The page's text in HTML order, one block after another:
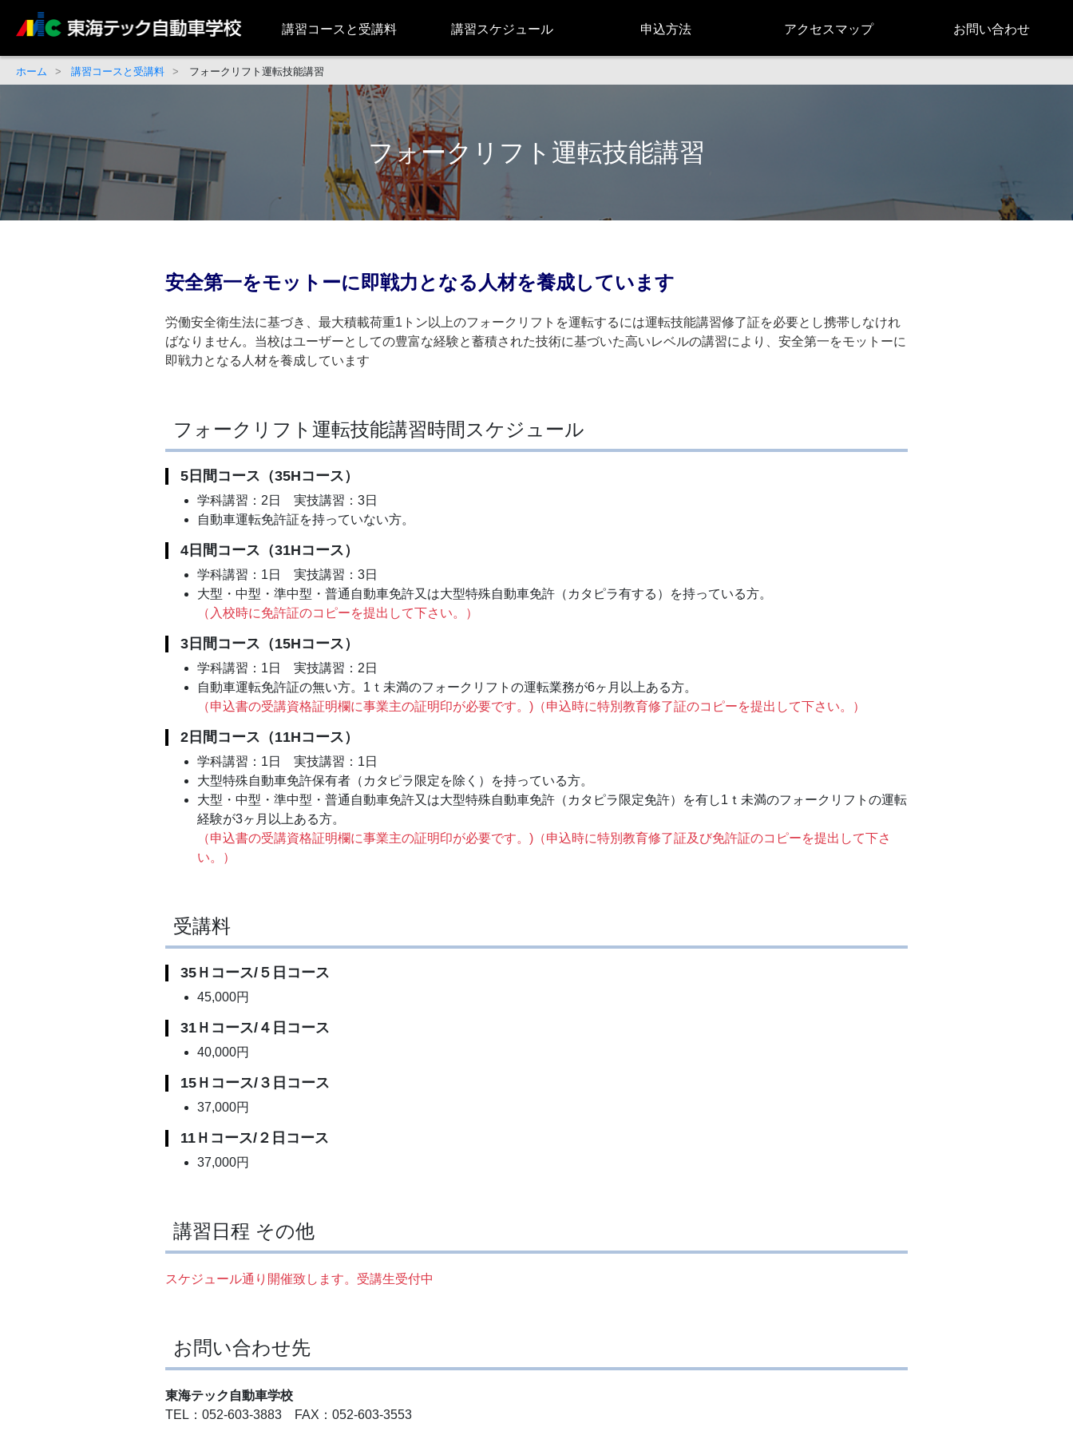
講習コースと受講料 講習スケジュール 申込方法 アクセスマップ お問い合わせ
ホーム 講習コースと受講料 フォークリフト運転技能講習
フォークリフト運転技能講習
安全第一をモットーに即戦力となる人材を養成しています
労働安全衛生法に基づき、最大積載荷重1トン以上のフォークリフトを運転するには運転技能講習修了証を必要とし携帯しなけれ
ばなりません。当校はユーザーとしての豊富な経験と蓄積された技術に基づいた高いレベルの講習により、安全第一をモットーに
即戦力となる人材を養成しています
フォークリフト運転技能講習時間スケジュール
5日間コース（35Hコース）
学科講習：2日 実技講習：3日
自動車運転免許証を持っていない方。
4日間コース（31Hコース）
学科講習：1日 実技講習：3日
大型・中型・準中型・普通自動車免許又は大型特殊自動車免許（カタピラ有する）を持っている方。
（入校時に免許証のコピーを提出して下さい。）
3日間コース（15Hコース）
学科講習：1日 実技講習：2日
自動車運転免許証の無い方。1ｔ未満のフォークリフトの運転業務が6ヶ月以上ある方。
（申込書の受講資格証明欄に事業主の証明印が必要です。)（申込時に特別教育修了証のコピーを提出して下さい。）
2日間コース（11Hコース）
学科講習：1日 実技講習：1日
大型特殊自動車免許保有者（カタピラ限定を除く）を持っている方。
大型・中型・準中型・普通自動車免許又は大型特殊自動車免許（カタピラ限定免許）を有し1ｔ未満のフォークリフトの運転
経験が3ヶ月以上ある方。
（申込書の受講資格証明欄に事業主の証明印が必要です。)（申込時に特別教育修了証及び免許証のコピーを提出して下さ
い。）
受講料
35Ｈコース/５日コース
45,000円
31Ｈコース/４日コース
40,000円
15Ｈコース/３日コース
37,000円
11Ｈコース/２日コース
37,000円
講習日程 その他
スケジュール通り開催致します。受講生受付中
お問い合わせ先
東海テック自動車学校
TEL：052-603-3883 FAX：052-603-3553